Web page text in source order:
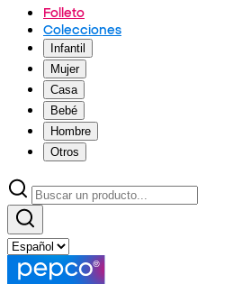
Folleto
Colecciones
Infantil
Mujer
Casa
Bebé
Hombre
Otros